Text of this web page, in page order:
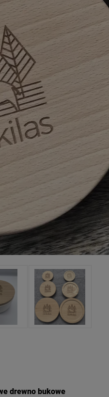
drewno bukowe